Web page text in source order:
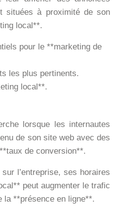
situées à proximité de son
local**.
pour le **marketing de
les plus pertinents.
local**.
lorsque les internautes
de son site web avec des
de conversion**.
l’entreprise, ses horaires
peut augmenter le trafic
la **présence en ligne**.